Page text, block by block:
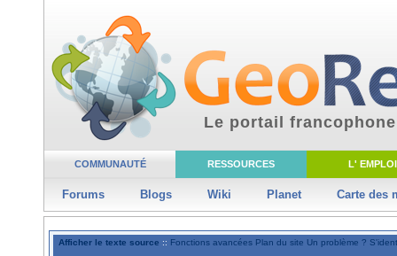
COMMUNAUTÉ RESSOURCES L' EMPLOI
Forums Blogs Wiki Planet Carte des
Le portail
Afficher le texte source :: Fonctions avancées Plan du site Un problème ?